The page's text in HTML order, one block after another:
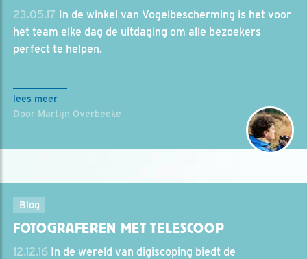
23.05.17 In de winkel van Vogelbescherming is het voor
het team elke dag de uitdaging om alle bezoekers
perfect te helpen.
lees meer
Door Martijn Overbeeke
Blog
FOTOGRAFEREN MET TELESCOOP
12.12.16 In de wereld van digiscoping biedt de